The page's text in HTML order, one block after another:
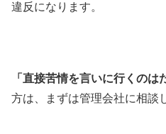
違反になります。
「直接苦情を言いに行くのは
方は、まずは管理会社に相談